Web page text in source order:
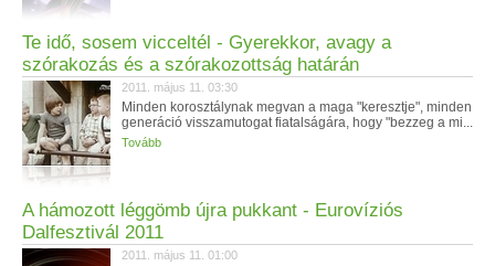
Te idő, sosem vicceltél - Gyerekkor, avagy a
szórakozás és a szórakozottság határán
2011. május 11. 03:30
Minden korosztálynak megvan a maga "keresztje", minden
generáció visszamutogat fiatalságára, hogy "bezzeg a mi...
Tovább
A hámozott léggömb újra pukkant - Eurovíziós
Dalfesztivál 2011
2011. május 11. 01:00